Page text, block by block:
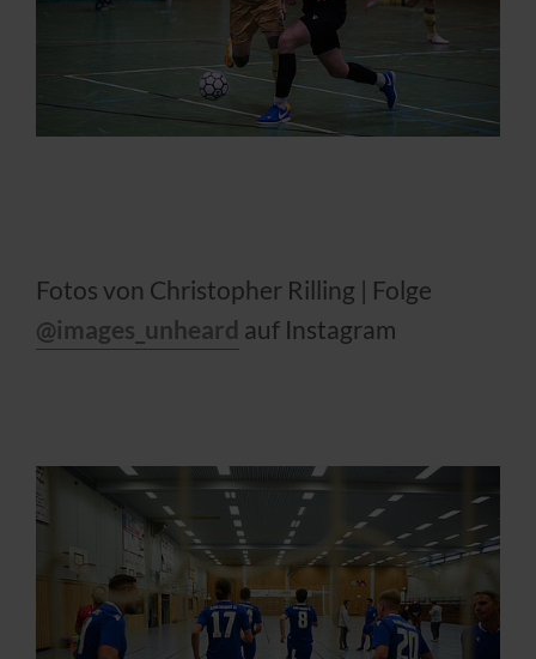
Fotos von Christopher Rilling | Folge
@images_unheard auf Instagram